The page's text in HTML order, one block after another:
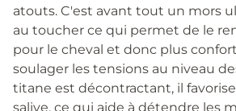
atouts. C'est avant tout un mors
au toucher ce qui permet de le
pour le cheval et donc plus
soulager les tensions au niveau
titane est décontractant, il
salive, ce qui aide à détendre les